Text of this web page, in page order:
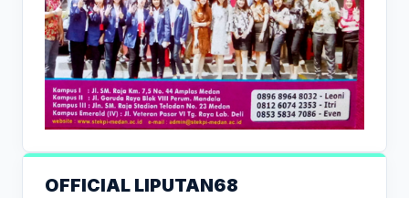
OFFICIAL LIPUTAN68